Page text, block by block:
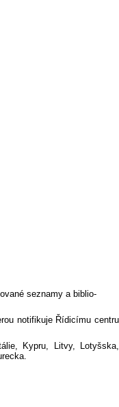
seznamy a biblio-
notifikuje Řídicímu centru
Kypru, Litvy, Lotyšska,